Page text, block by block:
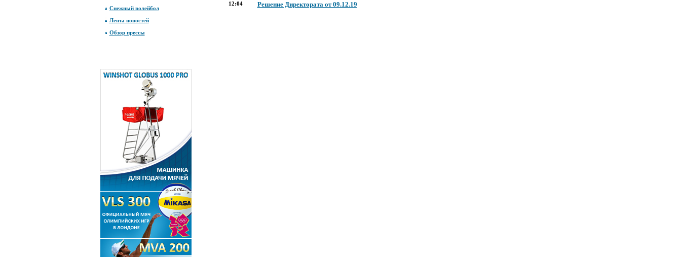
Снежный волейбол
Лента новостей
Обзор прессы
12:04 Решение Директората от 09.12.19